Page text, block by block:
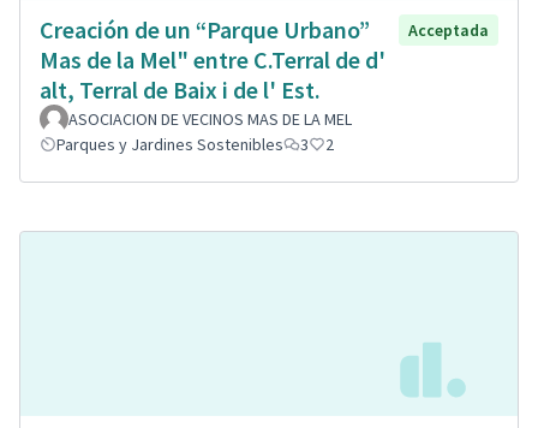
Creación de un “Parque Urbano”
Mas de la Mel" entre C.Terral de d'
alt, Terral de Baix i de l' Est.
Acceptada
ASOCIACION DE VECINOS MAS DE LA MEL
Parques y Jardines Sostenibles
3 2